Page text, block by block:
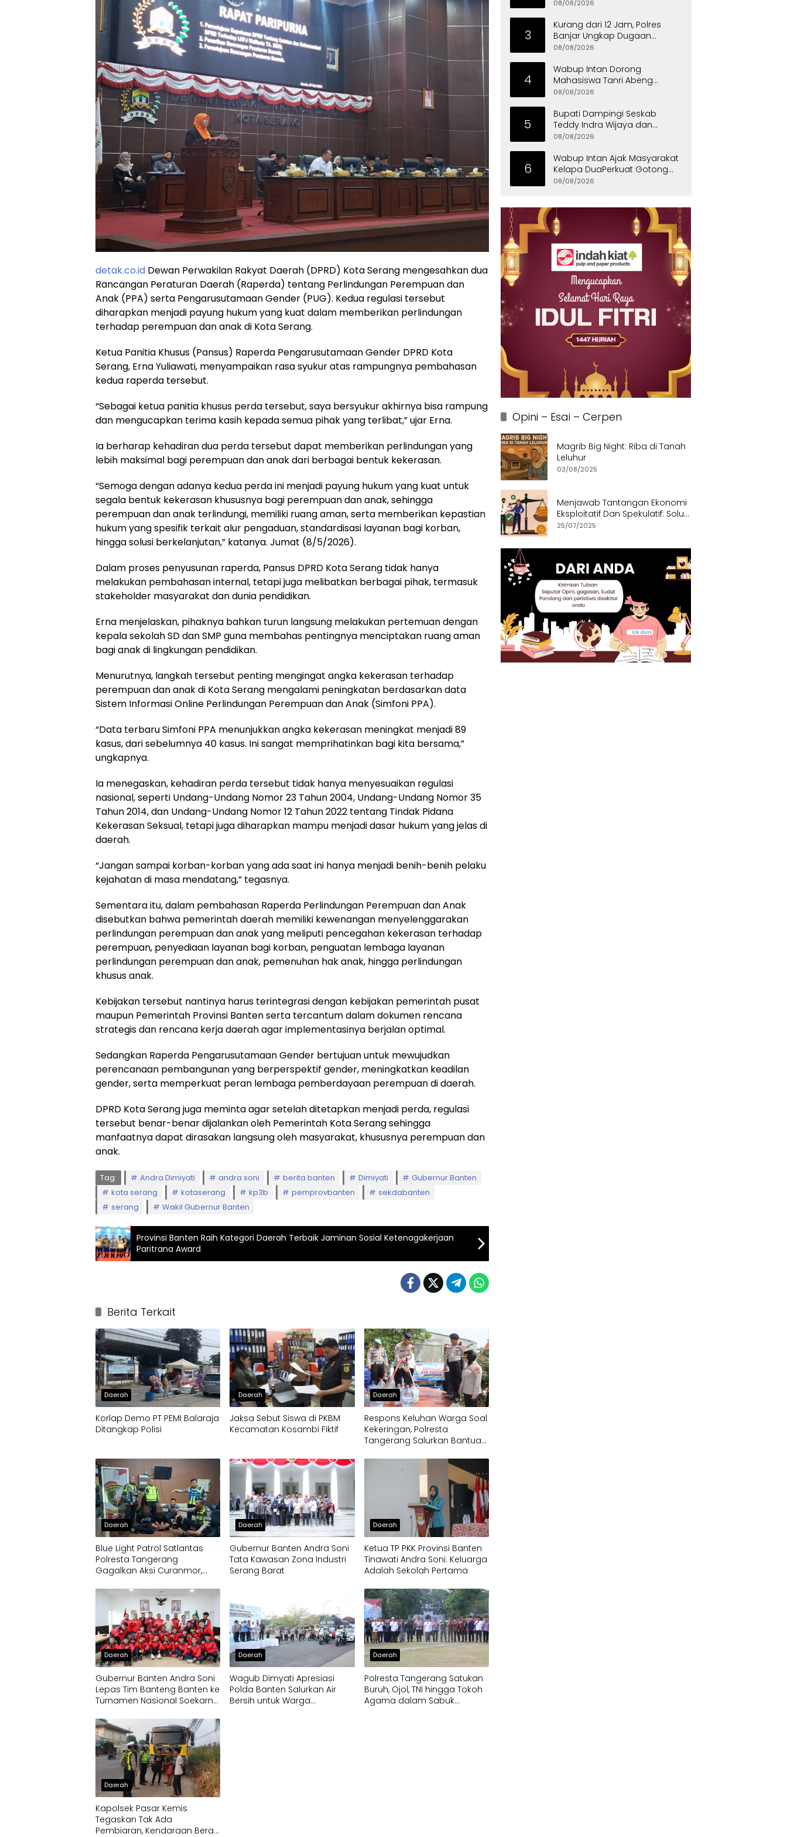
detak.co.id Dewan Perwakilan Rakyat Daerah (DPRD) Kota Serang mengesahkan dua
Rancangan Peraturan Daerah (Raperda) tentang Perlindungan Perempuan dan
Anak (PPA) serta Pengarusutamaan Gender (PUG). Kedua regulasi tersebut
diharapkan menjadi payung hukum yang kuat dalam memberikan perlindungan
terhadap perempuan dan anak di Kota Serang.
Ketua Panitia Khusus (Pansus) Raperda Pengarusutamaan Gender DPRD Kota
Serang, Erna Yuliawati, menyampaikan rasa syukur atas rampungnya pembahasan
kedua raperda tersebut.
“Sebagai ketua panitia khusus perda tersebut, saya bersyukur akhirnya bisa rampung
dan mengucapkan terima kasih kepada semua pihak yang terlibat,” ujar Erna.
Ia berharap kehadiran dua perda tersebut dapat memberikan perlindungan yang
lebih maksimal bagi perempuan dan anak dari berbagai bentuk kekerasan.
“Semoga dengan adanya kedua perda ini menjadi payung hukum yang kuat untuk
segala bentuk kekerasan khususnya bagi perempuan dan anak, sehingga
perempuan dan anak terlindungi, memiliki ruang aman, serta memberikan kepastian
hukum yang spesifik terkait alur pengaduan, standardisasi layanan bagi korban,
hingga solusi berkelanjutan,” katanya. Jumat (8/5/2026).
Dalam proses penyusunan raperda, Pansus DPRD Kota Serang tidak hanya
melakukan pembahasan internal, tetapi juga melibatkan berbagai pihak, termasuk
stakeholder masyarakat dan dunia pendidikan.
Erna menjelaskan, pihaknya bahkan turun langsung melakukan pertemuan dengan
kepala sekolah SD dan SMP guna membahas pentingnya menciptakan ruang aman
bagi anak di lingkungan pendidikan.
Menurutnya, langkah tersebut penting mengingat angka kekerasan terhadap
perempuan dan anak di Kota Serang mengalami peningkatan berdasarkan data
Sistem Informasi Online Perlindungan Perempuan dan Anak (Simfoni PPA).
“Data terbaru Simfoni PPA menunjukkan angka kekerasan meningkat menjadi 89
kasus, dari sebelumnya 40 kasus. Ini sangat memprihatinkan bagi kita bersama,”
ungkapnya.
Ia menegaskan, kehadiran perda tersebut tidak hanya menyesuaikan regulasi
nasional, seperti Undang-Undang Nomor 23 Tahun 2004, Undang-Undang Nomor 35
Tahun 2014, dan Undang-Undang Nomor 12 Tahun 2022 tentang Tindak Pidana
Kekerasan Seksual, tetapi juga diharapkan mampu menjadi dasar hukum yang jelas di
daerah.
“Jangan sampai korban-korban yang ada saat ini hanya menjadi benih-benih pelaku
kejahatan di masa mendatang,” tegasnya.
Sementara itu, dalam pembahasan Raperda Perlindungan Perempuan dan Anak
disebutkan bahwa pemerintah daerah memiliki kewenangan menyelenggarakan
perlindungan perempuan dan anak yang meliputi pencegahan kekerasan terhadap
perempuan, penyediaan layanan bagi korban, penguatan lembaga layanan
perlindungan perempuan dan anak, pemenuhan hak anak, hingga perlindungan
khusus anak.
Kebijakan tersebut nantinya harus terintegrasi dengan kebijakan pemerintah pusat
maupun Pemerintah Provinsi Banten serta tercantum dalam dokumen rencana
strategis dan rencana kerja daerah agar implementasinya berjalan optimal.
Sedangkan Raperda Pengarusutamaan Gender bertujuan untuk mewujudkan
perencanaan pembangunan yang berperspektif gender, meningkatkan keadilan
gender, serta memperkuat peran lembaga pemberdayaan perempuan di daerah.
DPRD Kota Serang juga meminta agar setelah ditetapkan menjadi perda, regulasi
tersebut benar-benar dijalankan oleh Pemerintah Kota Serang sehingga
manfaatnya dapat dirasakan langsung oleh masyarakat, khususnya perempuan dan
anak.
Tag: Andra Dimiyati andra soni berita banten Dimiyati
Gubernur Banten
kota serang
kotaserang kp3b pemprovbanten
sekdabanten
serang
Wakil Gubernur Banten
Provinsi Banten Raih Kategori Daerah Terbaik Jaminan Sosial Ketenagakerjaan
Paritrana Award
Berita Terkait
Daerah
Korlap Demo PT PEMI Balaraja
Ditangkap Polisi
Daerah
Jaksa Sebut Siswa di PKBM
Kecamatan Kosambi Fiktif
Daerah
Respons Keluhan Warga Soal
Kekeringan, Polresta
Tangerang Salurkan Bantuan
Daerah
Blue Light Patrol Satlantas
Polresta Tangerang
Gagalkan Aksi Curanmor,
Daerah
Gubernur Banten Andra Soni
Tata Kawasan Zona Industri
Serang Barat
Daerah
Ketua TP PKK Provinsi Banten
Tinawati Andra Soni: Keluarga
Adalah Sekolah Pertama
Daerah
Gubernur Banten Andra Soni
Lepas Tim Banteng Banten ke
Turnamen Nasional Soekarno
Daerah
Wagub Dimyati Apresiasi
Polda Banten Salurkan Air
Bersih untuk Warga
Daerah
Polresta Tangerang Satukan
Buruh, Ojol, TNI hingga Tokoh
Agama dalam Sabuk
Daerah
Kapolsek Pasar Kemis
Tegaskan Tak Ada
Pembiaran, Kendaraan Berat
08/08/2026
3
Kurang dari 12 Jam, Polres
Banjar Ungkap Dugaan
Pembunuhan Berencana,
08/08/2026
4
Wabup Intan Dorong
Mahasiswa Tanri Abeng
University Jadi Generasi
08/08/2026
5
Bupati Dampingi Seskab
Teddy Indra Wijaya dan
Mensos Tinjau Sekolah Rakyat
08/08/2026
6
Wabup Intan Ajak Masyarakat
Kelapa DuaPerkuat Gotong
Royong dan Persatuan
08/08/2026
Opini – Esai – Cerpen
Magrib Big Night: Riba di Tanah
Leluhur
03/08/2025
Menjawab Tantangan Ekonomi
Eksploitatif Dan Spekulatif: Solusi
Etis dan Berkeadilan
25/07/2025